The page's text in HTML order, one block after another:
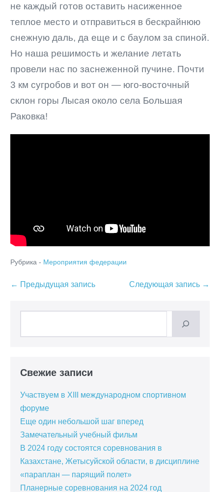
не каждый готов оставить насиженное
теплое место и отправиться в бескрайнюю
снежную даль, да еще и с баулом за спиной.
Но наша решимость и желание летать
провели нас по заснеженной пучине. Почти
3 км сугробов и вот он — юго-восточный
склон горы Лысая около села Большая
Раковка!
Рубрика - Мероприятия федерации
Навигация
записям
← Предыдущая запись Следующая запись →
Свежие записи
Участвуем в XIII международном спортивном
форуме
Еще один небольшой шаг вперед
Замечательный учебный фильм
В 2024 году состоятся соревнования в
Казахстане, Жетысуйской области, в дисциплине
«параплан — парящий полет»
Планерные соревнования на 2024 год